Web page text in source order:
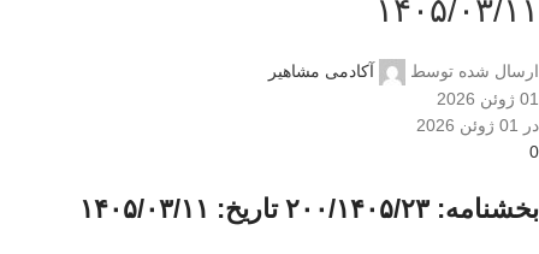
۱۴٠۵/٠۳/۱۱
ارسال شده توسط
آکادمی مشاهیر
01 ژوئن 2026
در 01 ژوئن 2026
0
بخشنامه: ۲٠٠/۱۴٠۵/۲۳ تاریخ: ۱۴٠۵/٠۳/۱۱